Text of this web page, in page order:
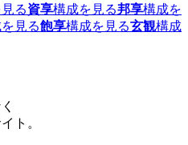
る資享構成を見る邦享構成を
見る飽享構成を見る玄観構成
ト。